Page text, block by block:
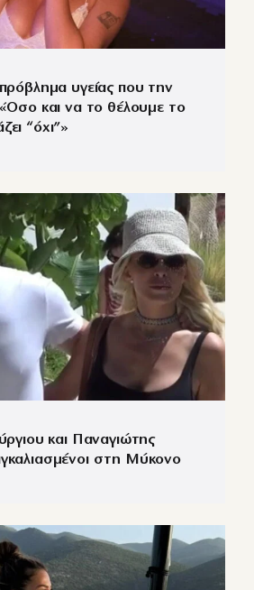
υγείας που την
και να το θέλουμε το
“όχι”»
και Παναγιώτης
στη Μύκονο